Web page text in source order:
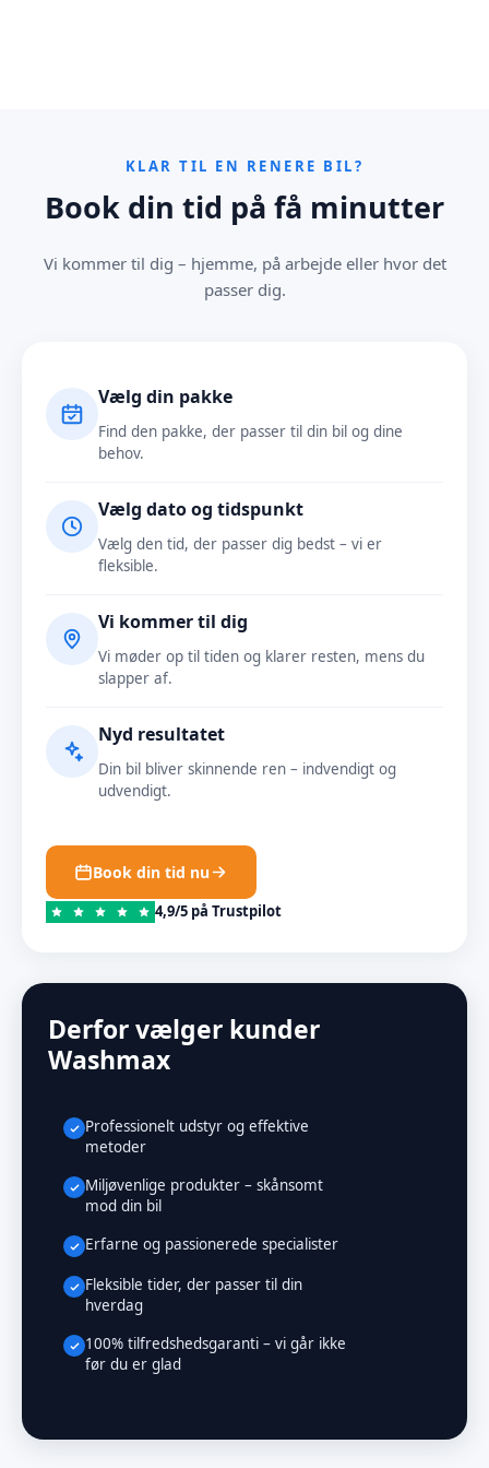
KLAR TIL EN RENERE BIL?
Book din tid på få minutter
Vi kommer til dig – hjemme, på arbejde eller hvor det
passer dig.
Vælg din pakke
Find den pakke, der passer til din bil og dine
behov.
Vælg dato og tidspunkt
Vælg den tid, der passer dig bedst – vi er
fleksible.
Vi kommer til dig
Vi møder op til tiden og klarer resten, mens du
slapper af.
Nyd resultatet
Din bil bliver skinnende ren – indvendigt og
udvendigt.
Book din tid nu
4,9/5 på Trustpilot
Derfor vælger kunder
Washmax
Professionelt udstyr og effektive
metoder
Miljøvenlige produkter – skånsomt
mod din bil
Erfarne og passionerede specialister
Fleksible tider, der passer til din
hverdag
100% tilfredshedsgaranti – vi går ikke
før du er glad